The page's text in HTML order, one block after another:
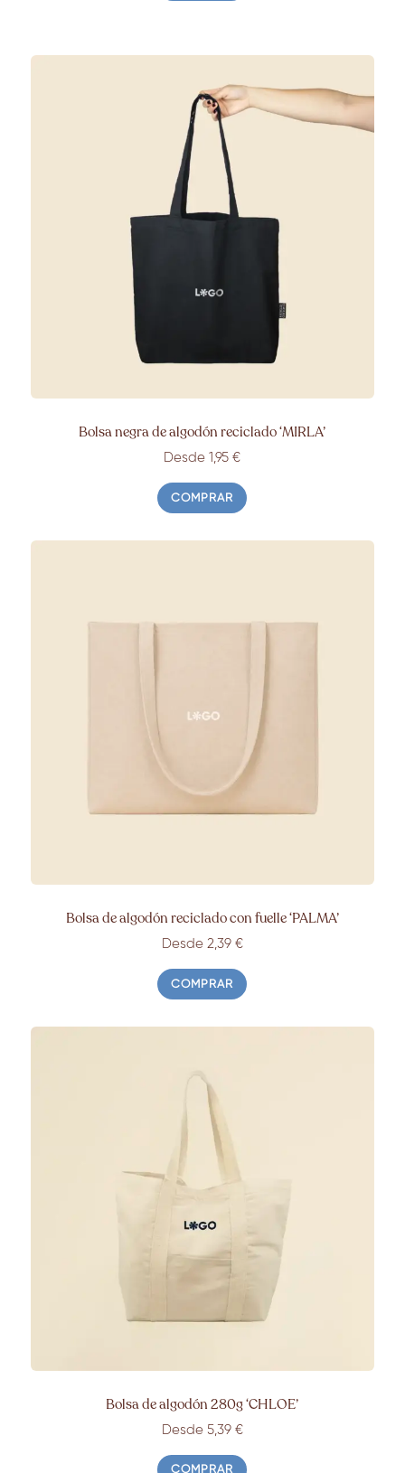
Bolsa negra de algodón reciclado ‘MIRLA’
Desde 1,95 €
COMPRAR
Bolsa de algodón reciclado con fuelle ‘PALMA’
Desde 2,39 €
COMPRAR
Bolsa de algodón 280g ‘CHLOE’
Desde 5,39 €
COMPRAR